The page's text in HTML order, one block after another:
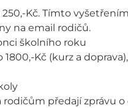
Kč. Tímto
na email rodičů.
školního roku
Kč (kurz a
předají zprávu